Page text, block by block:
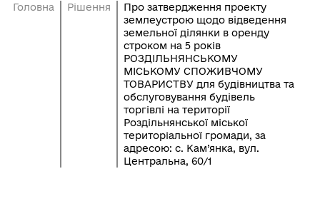
Головна Рішення
Про затвердження проекту
землеустрою щодо відведення
земельної ділянки в оренду
строком на 5 років
РОЗДІЛЬНЯНСЬКОМУ
МІСЬКОМУ СПОЖИВЧОМУ
ТОВАРИСТВУ для будівництва та
обслуговування будівель
торгівлі на території
Роздільнянської міської
територіальної громади, за
адресою: с. Кам’янка, вул.
Центральна, 60/1